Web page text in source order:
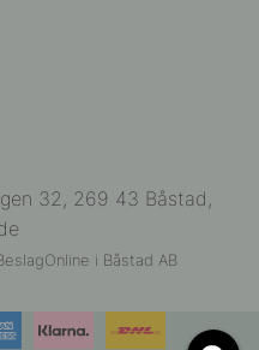
32, 269 43 Båstad,
i Båstad AB